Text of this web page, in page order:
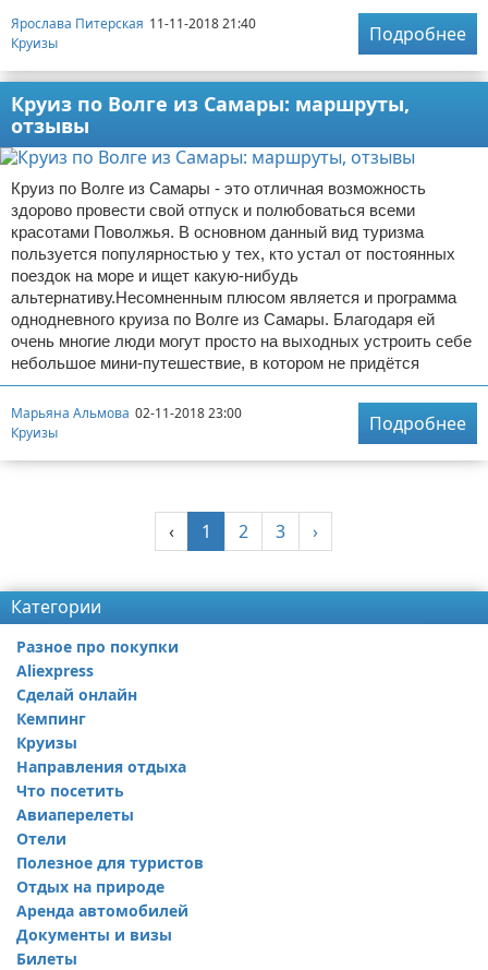
Ярослава Питерская 11-11-2018 21:40
Круизы
Подробнее
Круиз по Волге из Самары: маршруты,
отзывы
Круиз по Волге из Самары - это отличная возможность
здорово провести свой отпуск и полюбоваться всеми
красотами Поволжья. В основном данный вид туризма
пользуется популярностью у тех, кто устал от постоянных
поездок на море и ищет какую-нибудь
альтернативу.Несомненным плюсом является и программа
однодневного круиза по Волге из Самары. Благодаря ей
очень многие люди могут просто на выходных устроить себе
небольшое мини-путешествие, в котором не придётся
Марьяна Альмова 02-11-2018 23:00
Круизы
Подробнее
‹ 1 2 3 ›
Категории
Разное про покупки
Aliexpress
Сделай онлайн
Кемпинг
Круизы
Направления отдыха
Что посетить
Авиаперелеты
Отели
Полезное для туристов
Отдых на природе
Аренда автомобилей
Документы и визы
Билеты